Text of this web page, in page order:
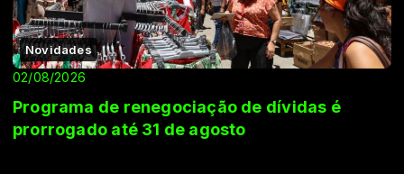
Novidades
02/08/2026
Programa de renegociação de dívidas é
prorrogado até 31 de agosto